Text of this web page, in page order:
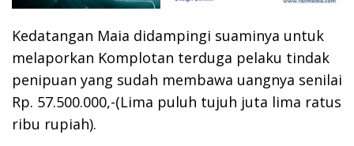
Kedatangan Maia didampingi suaminya untuk
melaporkan Komplotan terduga pelaku tindak
penipuan yang sudah membawa uangnya senilai
Rp. 57.500.000,-(Lima puluh tujuh juta lima ratus
ribu rupiah).